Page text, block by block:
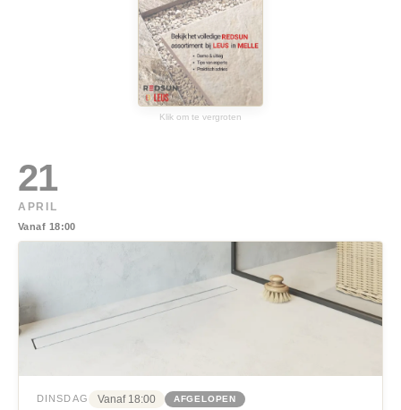
Klik om te vergroten
21
APRIL
Vanaf 18:00
DINSDAG Vanaf 18:00 AFGELOPEN